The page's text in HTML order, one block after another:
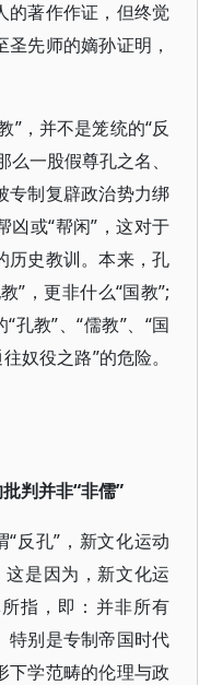
的著作作证，但终觉
先师的嫡孙证明，
”，并不是笼统的“反
一股假尊孔之名、
专制复辟政治势力绑
凶或“帮闲”，这对于
历史教训。本来，孔
”，更非什么“国教”;
孔教”、“儒教”、“国
奴役之路”的危险。
判并非“非儒”
“反孔”，新文化运动
这是因为，新文化运
指，即：并非所有
特别是专制帝国时代
下学范畴的伦理与政